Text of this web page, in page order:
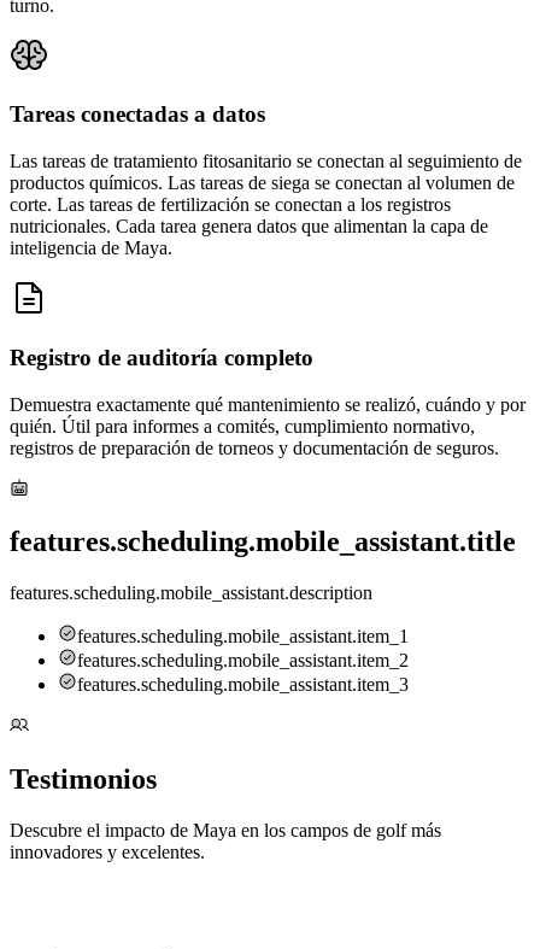
turno.
Tareas conectadas a datos
Las tareas de tratamiento fitosanitario se conectan al seguimiento de
productos químicos. Las tareas de siega se conectan al volumen de
corte. Las tareas de fertilización se conectan a los registros
nutricionales. Cada tarea genera datos que alimentan la capa de
inteligencia de Maya.
Registro de auditoría completo
Demuestra exactamente qué mantenimiento se realizó, cuándo y por
quién. Útil para informes a comités, cumplimiento normativo,
registros de preparación de torneos y documentación de seguros.
features.scheduling.mobile_assistant.title
features.scheduling.mobile_assistant.description
features.scheduling.mobile_assistant.item_1
features.scheduling.mobile_assistant.item_2
features.scheduling.mobile_assistant.item_3
Testimonios
Descubre el impacto de Maya en los campos de golf más
innovadores y excelentes.